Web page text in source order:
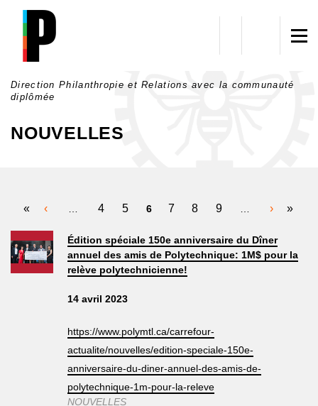
Aller au contenu principal
Direction Philanthropie et Relations avec la communauté
diplômée
NOUVELLES
PAGES
« ‹ 4 5 6 7 8 9 › »
Édition spéciale 150e anniversaire du Dîner
annuel des amis de Polytechnique: 1M$ pour la
relève polytechnicienne!
14 avril 2023
https://www.polymtl.ca/carrefour-
actualite/nouvelles/edition-speciale-150e-
anniversaire-du-diner-annuel-des-amis-de-
polytechnique-1m-pour-la-releve
NOUVELLES